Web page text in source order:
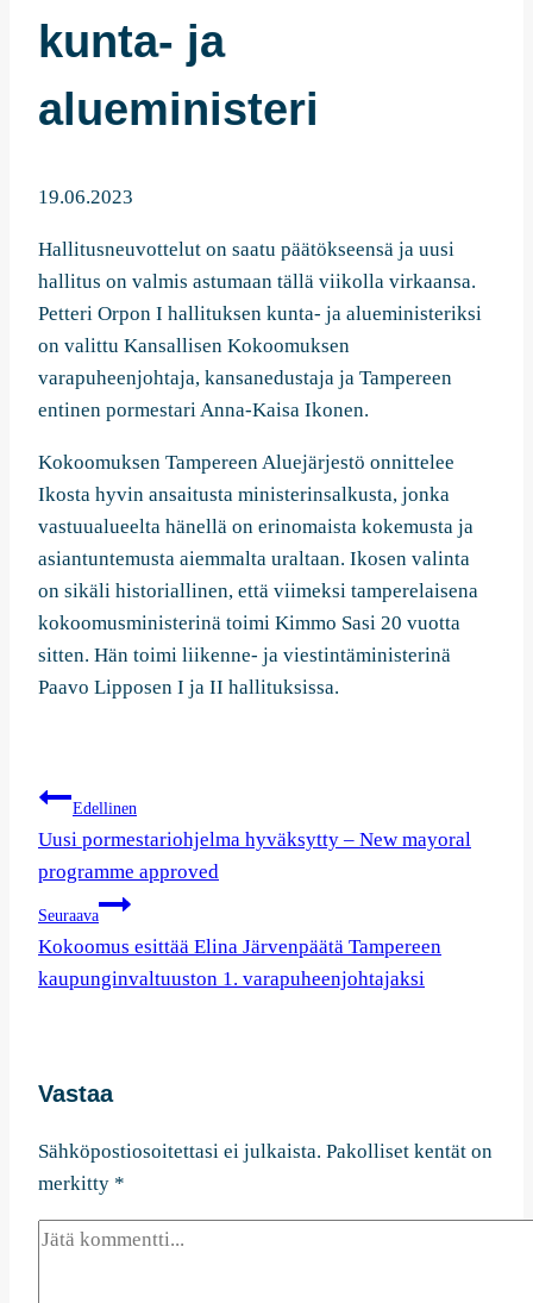
kunta- ja
alueministeri
19.06.2023
Hallitusneuvottelut on saatu päätökseensä ja uusi
hallitus on valmis astumaan tällä viikolla virkaansa.
Petteri Orpon I hallituksen kunta- ja alueministeriksi
on valittu Kansallisen Kokoomuksen
varapuheenjohtaja, kansanedustaja ja Tampereen
entinen pormestari Anna-Kaisa Ikonen.
Kokoomuksen Tampereen Aluejärjestö onnittelee
Ikosta hyvin ansaitusta ministerinsalkusta, jonka
vastuualueelta hänellä on erinomaista kokemusta ja
asiantuntemusta aiemmalta uraltaan. Ikosen valinta
on sikäli historiallinen, että viimeksi tamperelaisena
kokoomusministerinä toimi Kimmo Sasi 20 vuotta
sitten. Hän toimi liikenne- ja viestintäministerinä
Paavo Lipposen I ja II hallituksissa.
Artikkelien
selaus
Edellinen
Uusi pormestariohjelma hyväksytty – New mayoral
programme approved
Seuraava
Kokoomus esittää Elina Järvenpäätä Tampereen
kaupunginvaltuuston 1. varapuheenjohtajaksi
Vastaa
Sähköpostiosoitettasi ei julkaista. Pakolliset kentät on
merkitty *